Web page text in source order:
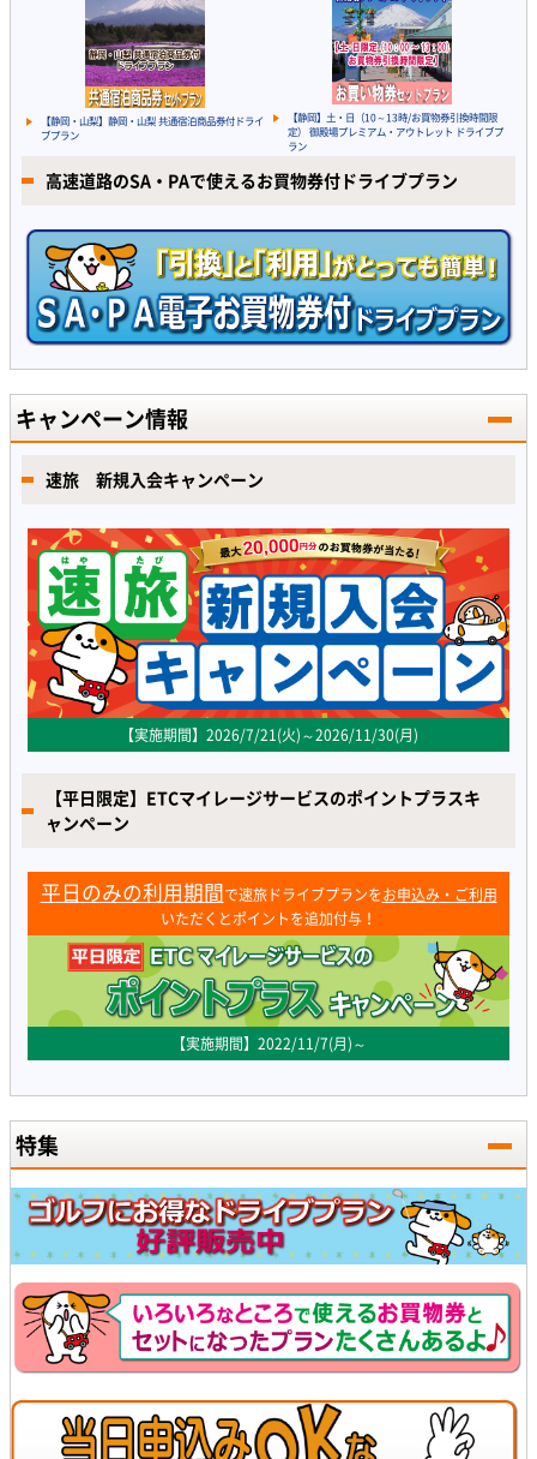
【静岡・山梨】静岡・山梨 共通宿泊商品券付ドライ
ブプラン
【静岡】土・日（10～13時/お買物券引換時間限
定） 御殿場プレミアム・アウトレット ドライブプ
ラン
高速道路のSA・PAで使えるお買物券付ドライブプラン
キャンペーン情報
速旅 新規入会キャンペーン
【実施期間】2026/7/21(火)～2026/11/30(月)
【平日限定】ETCマイレージサービスのポイントプラスキ
ャンペーン
平日のみの利用期間で速旅ドライブプランをお申込み・ご利用
いただくとポイントを追加付与！
【実施期間】2022/11/7(月)～
特集